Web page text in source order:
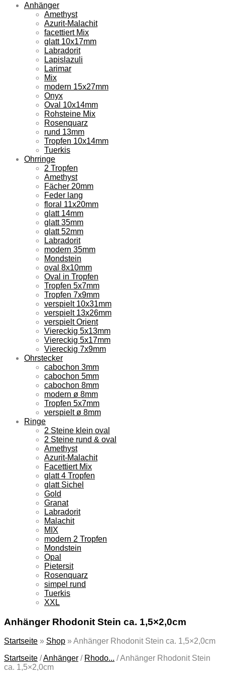
Anhänger
Amethyst
Azurit-Malachit
facettiert Mix
glatt 10x17mm
Labradorit
Lapislazuli
Larimar
Mix
modern 15x27mm
Onyx
Oval 10x14mm
Rohsteine Mix
Rosenquarz
rund 13mm
Tropfen 10x14mm
Tuerkis
Ohrringe
2 Tropfen
Amethyst
Fächer 20mm
Feder lang
floral 11x20mm
glatt 14mm
glatt 35mm
glatt 52mm
Labradorit
modern 35mm
Mondstein
oval 8x10mm
Oval in Tropfen
Tropfen 5x7mm
Tropfen 7x9mm
verspielt 10x31mm
verspielt 13x26mm
verspielt Orient
Viereckig 5x13mm
Viereckig 5x17mm
Viereckig 7x9mm
Ohrstecker
cabochon 3mm
cabochon 5mm
cabochon 8mm
modern ø 8mm
Tropfen 5x7mm
verspielt ø 8mm
Ringe
2 Steine klein oval
2 Steine rund & oval
Amethyst
Azurit-Malachit
Facettiert Mix
glatt 4 Tropfen
glatt Sichel
Gold
Granat
Labradorit
Malachit
MIX
modern 2 Tropfen
Mondstein
Opal
Pietersit
Rosenquarz
simpel rund
Tuerkis
XXL
Anhänger Rhodonit Stein ca. 1,5×2,0cm
Startseite » Shop »Anhänger Rhodonit Stein ca. 1,5×2,0cm
Startseite /Anhänger / Rhodo... /Anhänger Rhodonit Stein
ca. 1,5×2,0cm